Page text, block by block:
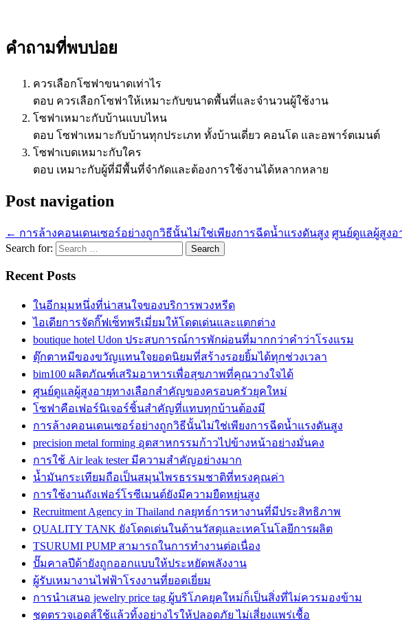
คำถามที่พบบ่อย
ควรเลือกโซฟาขนาดเท่าไร
ตอบ ควรเลือกโซฟาให้เหมาะกับขนาดพื้นที่และจำนวนผู้ใช้งาน
โซฟาเหมาะกับบ้านแบบไหน
ตอบ โซฟาเหมาะกับบ้านทุกประเภท ทั้งบ้านเดี่ยว คอนโด และอพาร์ตเมนต์
โซฟาเบดเหมาะกับใคร
ตอบ เหมาะกับผู้ที่มีพื้นที่จำกัดและต้องการใช้งานได้หลากหลาย
Post navigation
← การล้างคอนเดนเซอร์อย่างถูกวิธีนั้นไม่ใช่เพียงการฉีดน้ำแรงดันสูง ศูนย์ดูแลผู้สูงอ
Search for:
Recent Posts
ในอีกมุมหนึ่งที่น่าสนใจของบริการพวงหรีด
ไอเดียการจัดกิ๊ฟเซ็ทพรีเมี่ยมให้โดดเด่นและแตกต่าง
boutique hotel Udon ประสบการณ์การพักผ่อนที่มากกว่าคำว่าโรงแรม
ตุ๊กตาหมีของขวัญแทนใจยอดนิยมที่สร้างรอยยิ้มได้ทุกช่วงเวลา
bim100 ผลิตภัณฑ์เสริมอาหารเพื่อสุขภาพที่คุณวางใจได้
ศูนย์ดูแลผู้สูงอายุทางเลือกสำคัญของครอบครัวยุคใหม่
โซฟาคือเฟอร์นิเจอร์ชิ้นสำคัญที่แทบทุกบ้านต้องมี
การล้างคอนเดนเซอร์อย่างถูกวิธีนั้นไม่ใช่เพียงการฉีดน้ำแรงดันสูง
precision metal forming อุตสาหกรรมก้าวไปข้างหน้าอย่างมั่นคง
การใช้ Air leak tester มีความสำคัญอย่างมาก
น้ำมันกระเทียมถือเป็นสมุนไพรธรรมชาติที่ทรงคุณค่า
การใช้งานถังเฟอร์โรซีเมนต์ยังมีความยืดหยุ่นสูง
Recruitment Agency in Thailand กลยุทธ์การหางานที่มีประสิทธิภาพ
QUALITY TANK ยังโดดเด่นในด้านวัสดุและเทคโนโลยีการผลิต
TSURUMI PUMP สามารถในการทำงานต่อเนื่อง
ปั๊มคาลปีด้ายังถูกออกแบบให้ประหยัดพลังงาน
ผู้รับเหมางานไฟฟ้าโรงงานที่ยอดเยี่ยม
การนำเสนอ jewelry price tag ผู้บริโภคยุคใหม่ก็เป็นสิ่งที่ไม่ควรมองข้าม
ชุดตรวจเอดส์ใช้แล้วทิ้งอย่างไรให้ปลอดภัย ไม่เสี่ยงแพร่เชื้อ